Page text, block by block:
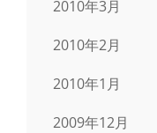
2010年3月
2010年2月
2010年1月
2009年12月